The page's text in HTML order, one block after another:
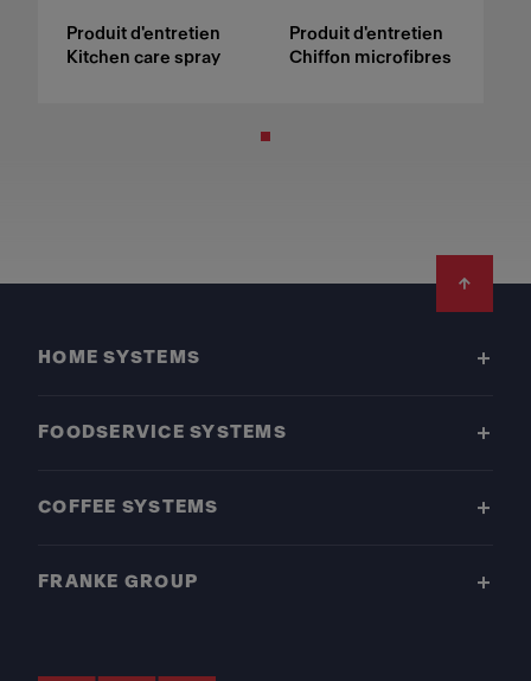
Produit d'entretien
Kitchen care spray
Produit d'entretien
Chiffon microfibres
HOME SYSTEMS
FOODSERVICE SYSTEMS
COFFEE SYSTEMS
FRANKE GROUP